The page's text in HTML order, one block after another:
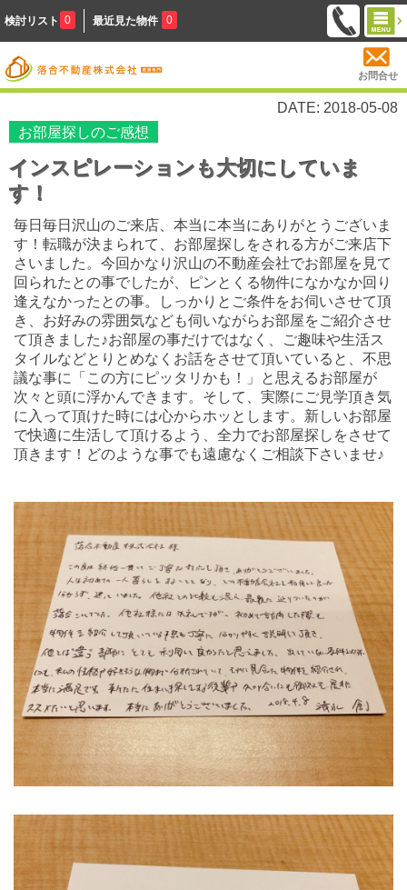
検討リスト 0 最近見た物件 0
お問合せ
DATE: 2018-05-08
お部屋探しのご感想
インスピレーションも大切にしていま
す！
毎日毎日沢山のご来店、本当に本当にありがとうございま
す！転職が決まられて、お部屋探しをされる方がご来店下
さいました。今回かなり沢山の不動産会社でお部屋を見て
回られたとの事でしたが、ピンとくる物件になかなか回り
逢えなかったとの事。しっかりとご条件をお伺いさせて頂
き、お好みの雰囲気なども伺いながらお部屋をご紹介させ
て頂きました♪お部屋の事だけではなく、ご趣味や生活ス
タイルなどとりとめなくお話をさせて頂いていると、不思
議な事に「この方にピッタリかも！」と思えるお部屋が
次々と頭に浮かんできます。そして、実際にご見学頂き気
に入って頂けた時には心からホッとします。新しいお部屋
で快適に生活して頂けるよう、全力でお部屋探しをさせて
頂きます！どのような事でも遠慮なくご相談下さいませ♪